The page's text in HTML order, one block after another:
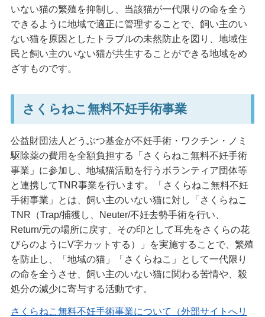
いない猫の繁殖を抑制し、当該猫が一代限りの命を全う
できるように地域で適正に管理することで、飼い主のい
ない猫を原因としたトラブルの未然防止を図り、地域住
民と飼い主のいない猫が共生することができる地域をめ
ざすものです。
さくらねこ無料不妊手術事業
公益財団法人どうぶつ基金が不妊手術・ワクチン・ノミ
駆除薬の費用を全額負担する「さくらねこ無料不妊手術
事業」に参加し、地域猫活動を行うボランティア団体等
と連携してTNR事業を行います。「さくらねこ無料不妊
手術事業」とは、飼い主のいない猫に対し「さくらねこ
TNR（Trap/捕獲し、Neuter/不妊去勢手術を行い、
Return/元の場所に戻す、その印として耳先をさくらの花
びらのようにV字カットする）」を実施することで、繁殖
を防止し、「地域の猫」「さくらねこ」として一代限り
の命を全うさせ、飼い主のいない猫に関わる苦情や、殺
処分の減少に寄与する活動です。
さくらねこ無料不妊手術事業について（外部サイトへリ